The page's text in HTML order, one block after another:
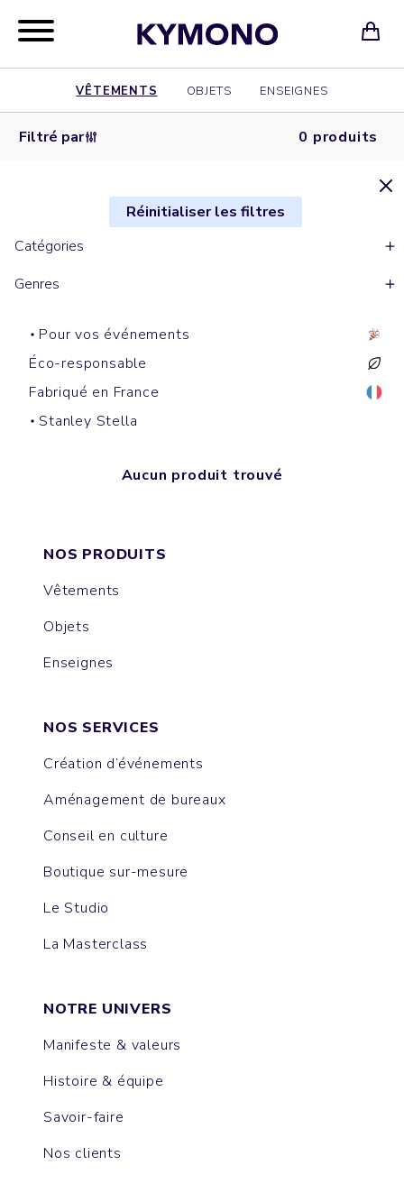
VÊTEMENTS OBJETS ENSEIGNES
Filtré par 0 produits
Réinitialiser les filtres
Catégories
Genres
Pour vos événements
Éco-responsable
Fabriqué en France
Stanley Stella
Aucun produit trouvé
NOS PRODUITS
Vêtements
Objets
Enseignes
NOS SERVICES
Création d’événements
Aménagement de bureaux
Conseil en culture
Boutique sur-mesure
Le Studio
La Masterclass
NOTRE UNIVERS
Manifeste & valeurs
Histoire & équipe
Savoir-faire
Nos clients